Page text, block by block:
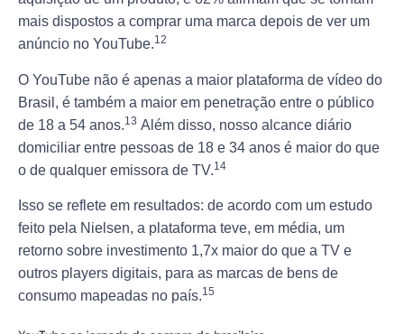
mais dispostos a comprar uma marca depois de ver um
anúncio no YouTube.12
O YouTube não é apenas a maior plataforma de vídeo do
Brasil, é também a maior em penetração entre o público
de 18 a 54 anos.13 Além disso, nosso alcance diário
domiciliar entre pessoas de 18 e 34 anos é maior do que
o de qualquer emissora de TV.14
Isso se reflete em resultados: de acordo com um estudo
feito pela Nielsen, a plataforma teve, em média, um
retorno sobre investimento 1,7x maior do que a TV e
outros players digitais, para as marcas de bens de
consumo mapeadas no país.15